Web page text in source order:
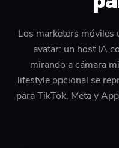
Los marketers móviles
avatar: un host IA
mirando a cámara
lifestyle opcional se
para TikTok, Meta y